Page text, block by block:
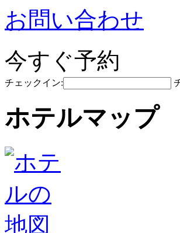
お問い合わせ
今すぐ予約
チェックイン:
ホテルマップ